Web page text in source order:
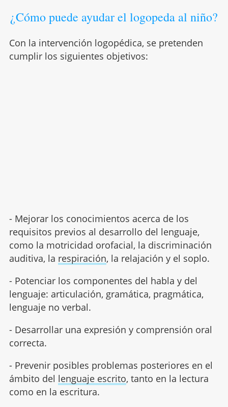
¿Cómo puede ayudar el logopeda al niño?
Con la intervención logopédica, se pretenden
cumplir los siguientes objetivos:
- Mejorar los conocimientos acerca de los
requisitos previos al desarrollo del lenguaje,
como la motricidad orofacial, la discriminación
auditiva, la respiración, la relajación y el soplo.
- Potenciar los componentes del habla y del
lenguaje: articulación, gramática, pragmática,
lenguaje no verbal.
- Desarrollar una expresión y comprensión oral
correcta.
- Prevenir posibles problemas posteriores en el
ámbito del lenguaje escrito, tanto en la lectura
como en la escritura.